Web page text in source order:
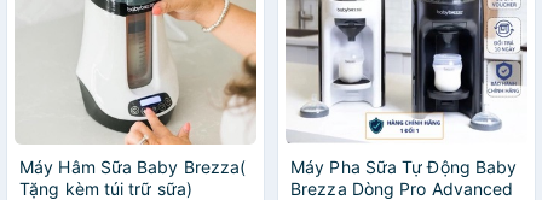
Máy Hâm Sữa Baby Brezza(
Tặng kèm túi trữ sữa)
Máy Pha Sữa Tự Động Baby
Brezza Dòng Pro Advanced